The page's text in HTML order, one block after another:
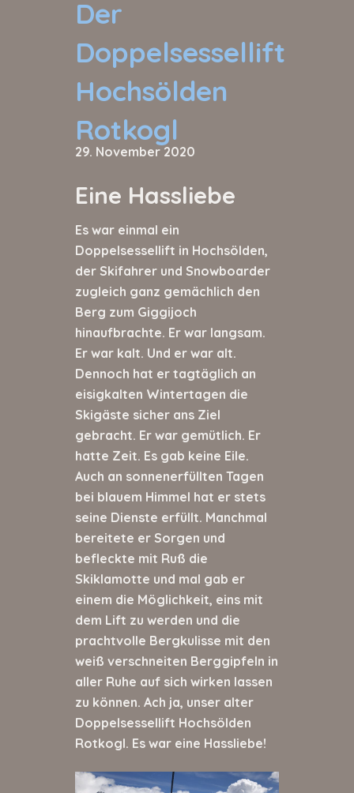
Der
Doppelsessellift
Hochsölden
Rotkogl
29. November 2020
Eine Hassliebe
Es war einmal ein
Doppelsessellift in Hochsölden,
der Skifahrer und Snowboarder
zugleich ganz gemächlich den
Berg zum Giggijoch
hinaufbrachte. Er war langsam.
Er war kalt. Und er war alt.
Dennoch hat er tagtäglich an
eisigkalten Wintertagen die
Skigäste sicher ans Ziel
gebracht. Er war gemütlich. Er
hatte Zeit. Es gab keine Eile.
Auch an sonnenerfüllten Tagen
bei blauem Himmel hat er stets
seine Dienste erfüllt. Manchmal
bereitete er Sorgen und
befleckte mit Ruß die
Skiklamotte und mal gab er
einem die Möglichkeit, eins mit
dem Lift zu werden und die
prachtvolle Bergkulisse mit den
weiß verschneiten Berggipfeln in
aller Ruhe auf sich wirken lassen
zu können. Ach ja, unser alter
Doppelsessellift Hochsölden
Rotkogl. Es war eine Hassliebe!